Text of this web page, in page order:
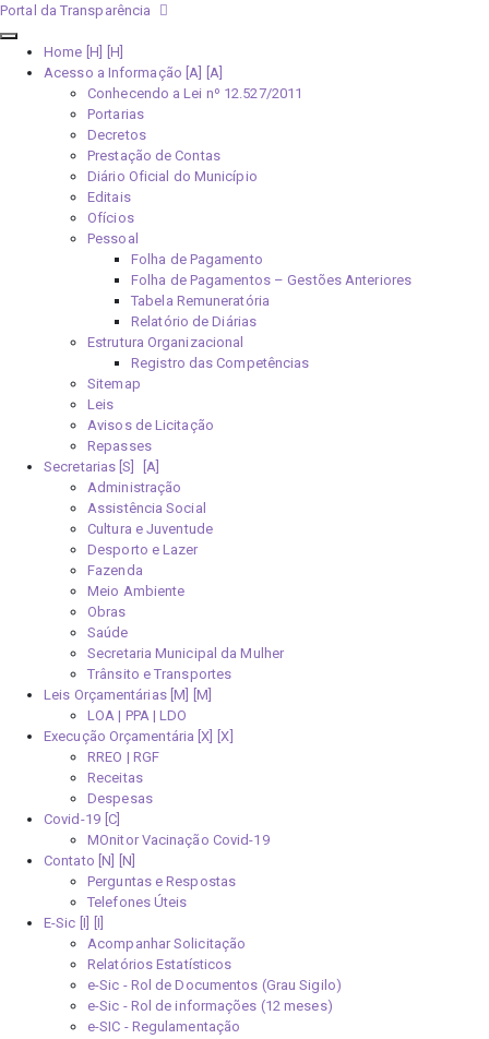
Portal da Transparência
Home [H]
Acesso a Informação [A]
Conhecendo a Lei nº 12.527/2011
Portarias
Decretos
Prestação de Contas
Diário Oficial do Município
Editais
Ofícios
Pessoal
Folha de Pagamento
Folha de Pagamentos – Gestões Anteriores
Tabela Remuneratória
Relatório de Diárias
Estrutura Organizacional
Registro das Competências
Sitemap
Leis
Avisos de Licitação
Repasses
Secretarias [S]
Administração
Assistência Social
Cultura e Juventude
Desporto e Lazer
Fazenda
Meio Ambiente
Obras
Saúde
Secretaria Municipal da Mulher
Trânsito e Transportes
Leis Orçamentárias [M]
LOA | PPA | LDO
Execução Orçamentária [X]
RREO | RGF
Receitas
Despesas
Covid-19
MOnitor Vacinação Covid-19
Contato [N]
Perguntas e Respostas
Telefones Úteis
E-Sic [I]
Acompanhar Solicitação
Relatórios Estatísticos
e-Sic - Rol de Documentos (Grau Sigilo)
e-Sic - Rol de informações (12 meses)
e-SIC - Regulamentação